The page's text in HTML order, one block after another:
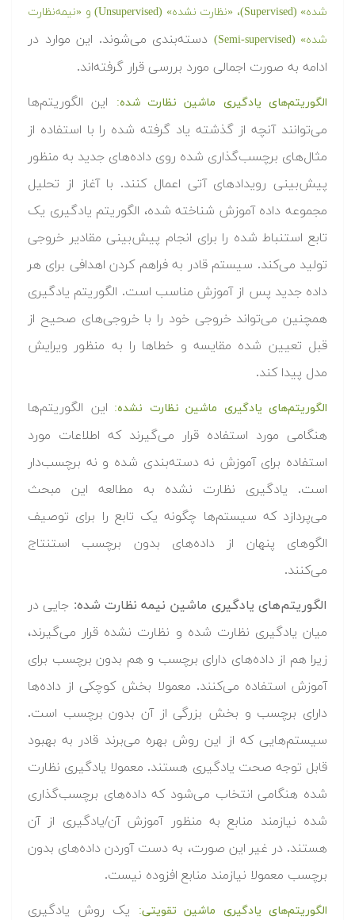
شده» (Supervised)، «نظارت نشده» (Unsupervised) و «نیمه‌نظارت
شده» (Semi-supervised)
دسته‌بندی می‌شوند. این موارد در
ادامه به صورت اجمالی مورد بررسی قرار گرفته‌اند.
الگوریتم‌های یادگیری ماشین نظارت شده:
این الگوریتم‌ها
می‌توانند آنچه از گذشته یاد گرفته شده را با استفاده از
مثال‌های برچسب‌گذاری شده روی داده‌های جدید به منظور
پیش‌بینی رویدادهای آتی اعمال کنند. با آغاز از تحلیل
مجموعه داده آموزش شناخته شده، الگوریتم یادگیری یک
تابع استنباط شده را برای انجام پیش‌بینی مقادیر خروجی
تولید می‌کند. سیستم قادر به فراهم کردن اهدافی برای هر
داده جدید پس از آموزش مناسب است. الگوریتم یادگیری
همچنین می‌تواند خروجی خود را با خروجی‌های صحیح از
قبل تعیین شده مقایسه و خطاها را به منظور ویرایش
مدل پیدا کند.
الگوریتم‌های یادگیری ماشین نظارت نشده: این الگوریتم‌ها
هنگامی مورد استفاده قرار می‌گیرند که اطلاعات مورد
استفاده برای آموزش نه دسته‌بندی شده و نه برچسب‌دار
است. یادگیری نظارت نشده به مطالعه این مبحث
می‌پردازد که سیستم‌ها چگونه یک تابع را برای توصیف
الگوهای پنهان از داده‌های بدون برچسب استنتاج
می‌کنند.
الگوریتم‌های یادگیری ماشین نیمه نظارت شده: جایی در
میان یادگیری نظارت شده و نظارت نشده قرار می‌گیرند،
زیرا هم از داده‌های دارای برچسب و هم بدون برچسب برای
آموزش استفاده می‌کنند. معمولا بخش کوچکی از داده‌ها
دارای برچسب و بخش بزرگی از آن بدون برچسب است.
سیستم‌هایی که از این روش بهره می‌برند قادر به بهبود
قابل توجه صحت یادگیری هستند. معمولا یادگیری نظارت
شده هنگامی انتخاب می‌شود که داده‌های برچسب‌گذاری
شده نیازمند منابع به منظور آموزش آن/یادگیری از آن
هستند. در غیر این صورت، به دست آوردن داده‌های بدون
برچسب معمولا نیازمند منابع افزوده نیست.
الگوریتم‌های یادگیری ماشین تقویتی: یک روش یادگیری